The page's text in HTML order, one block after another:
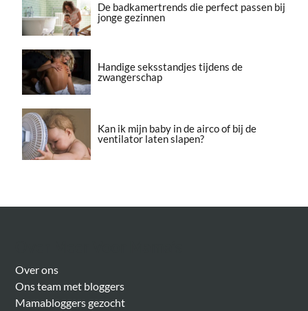
De badkamertrends die perfect passen bij
jonge gezinnen
Handige seksstandjes tijdens de
zwangerschap
Kan ik mijn baby in de airco of bij de
ventilator laten slapen?
Over ons
Ons team met bloggers
Mamabloggers gezocht